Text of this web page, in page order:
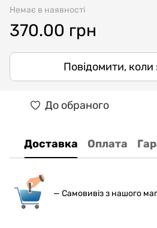
Немає в наявності
370.00 грн
Повідомити, коли
До обраного
Доставка Оплата
— Самовивіз з нашого